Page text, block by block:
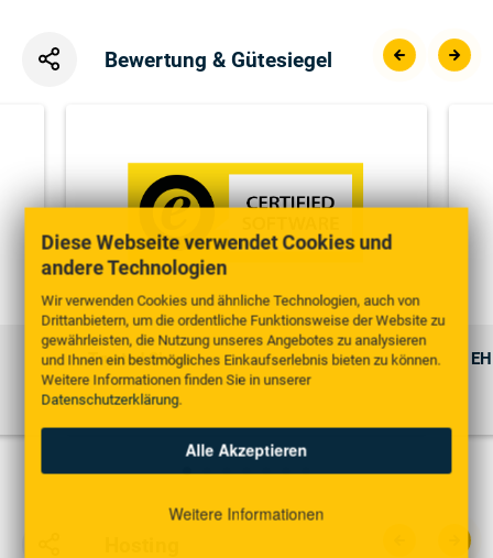
Diese Webseite verwendet Cookies und
andere Technologien
Wir verwenden Cookies und ähnliche Technologien, auch von
Drittanbietern, um die ordentliche Funktionsweise der Website zu
gewährleisten, die Nutzung unseres Angebotes zu analysieren
und Ihnen ein bestmögliches Einkaufserlebnis bieten zu können.
Weitere Informationen finden Sie in unserer
Datenschutzerklärung.
Alle Akzeptieren
Weitere Informationen
Bewertung & Gütesiegel
Trusted Shops